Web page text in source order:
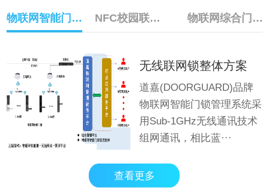
物联网智能门锁系统 NFC校园联名卡 物联网综合门禁系统
无线联网锁整体方案
道嘉(DOORGUARD)品牌
物联网智能门锁管理系统采
用Sub-1GHz无线通讯技术
组网通讯，相比蓝···
查看更多